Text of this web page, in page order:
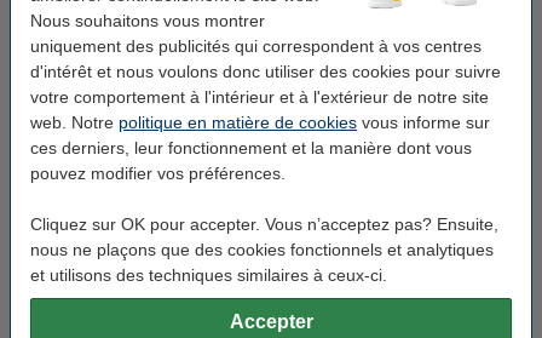
Nous souhaitons vous montrer
uniquement des publicités qui correspondent à vos centres
d'intérêt et nous voulons donc utiliser des cookies pour suivre
votre comportement à l'intérieur et à l'extérieur de notre site
web. Notre politique en matière de cookies vous informe sur
ces derniers, leur fonctionnement et la manière dont vous
pouvez modifier vos préférences.
Cliquez sur OK pour accepter. Vous n’acceptez pas? Ensuite,
nous ne plaçons que des cookies fonctionnels et analytiques
et utilisons des techniques similaires à ceux-ci.
Accepter
Leitz élastomère
Voir les spécifications et la description
En stock
Livré demain
5,95 €
Bon plan : commandez également
Avery Zweckform L4736-25 étiquettes multi-usages A4 45,7
x 21 mm (1200 étiquettes) - blanc
16,95 €
Offre : 123encre ensemble de marqueurs permanents